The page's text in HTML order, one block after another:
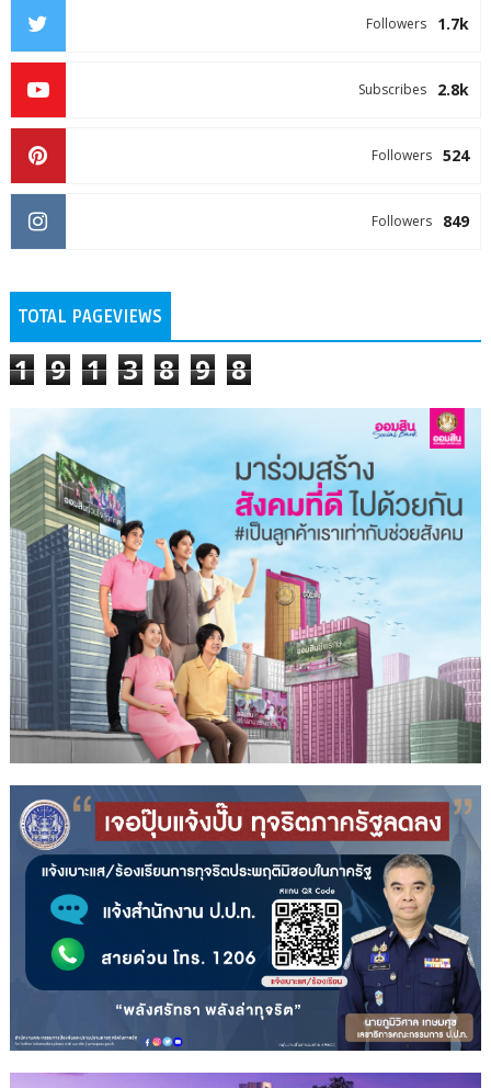
1.7k
Followers
2.8k
Subscribes
524
Followers
849
Followers
TOTAL PAGEVIEWS
1 9 1 3 8 9 8